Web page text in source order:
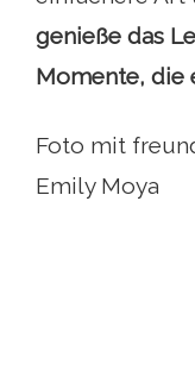
genieße das
Momente, die
Foto mit
Emily Moya